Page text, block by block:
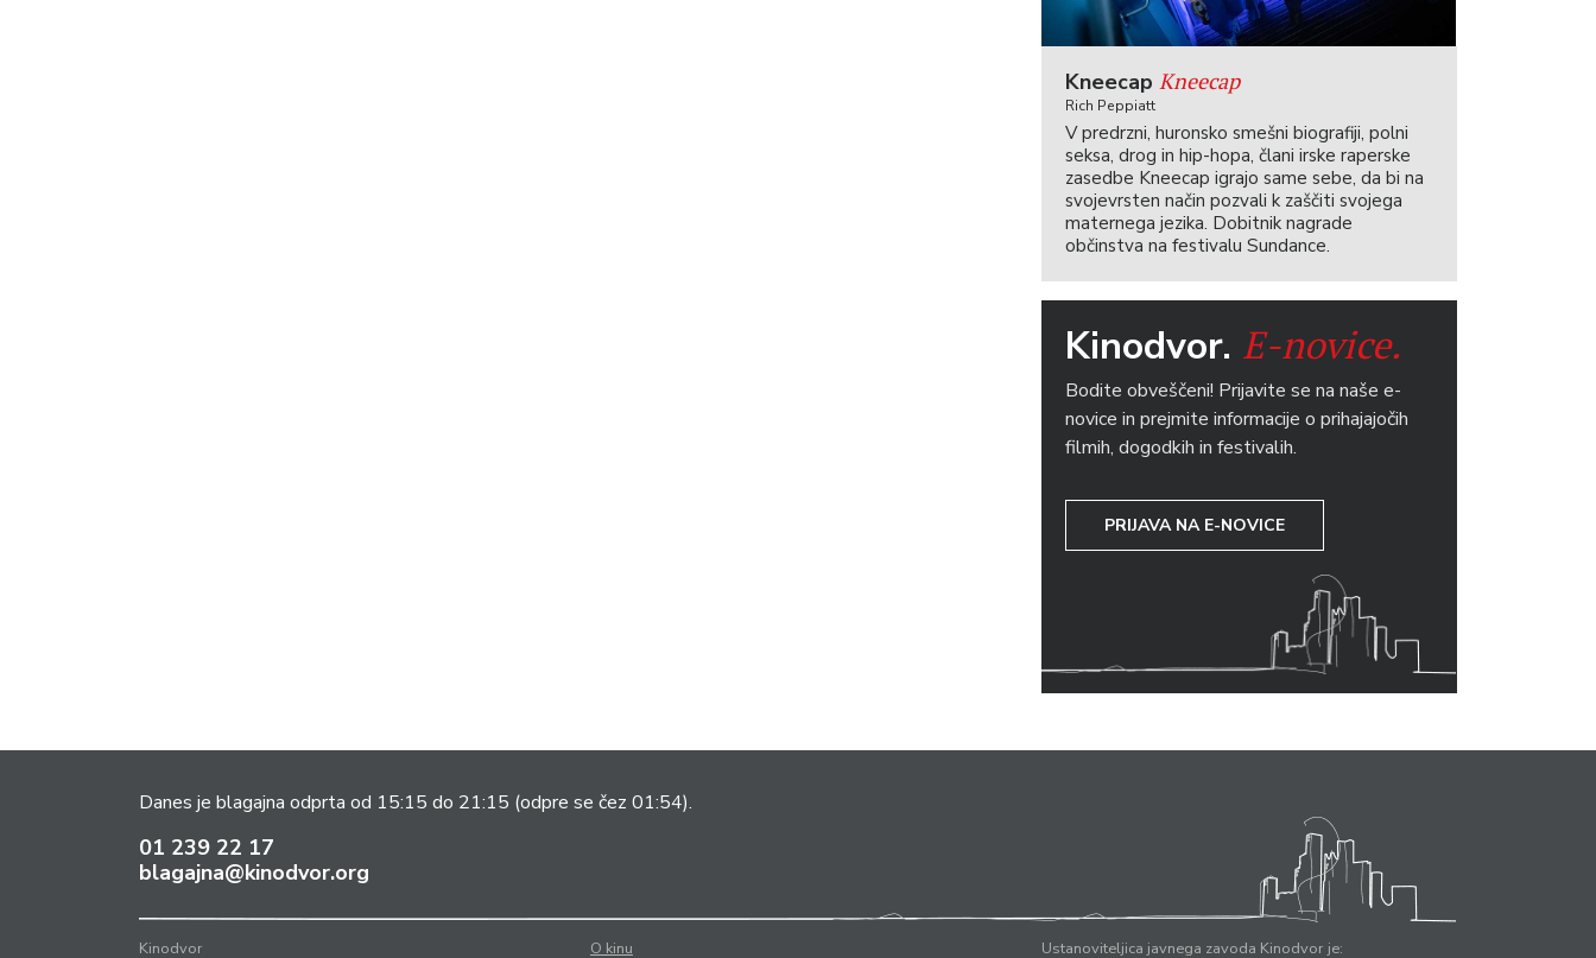
Kneecap Kneecap
Rich Peppiatt
V predrzni, huronsko smešni biografiji, polni
seksa, drog in hip-hopa, člani irske raperske
zasedbe Kneecap igrajo same sebe, da bi na
svojevrsten način pozvali k zaščiti svojega
maternega jezika. Dobitnik nagrade
občinstva na festivalu Sundance.
Kinodvor. E-novice.
Bodite obveščeni! Prijavite se na naše e-
novice in prejmite informacije o prihajajočih
filmih, dogodkih in festivalih.
PRIJAVA NA E-NOVICE
Danes je blagajna odprta od 15:15 do 21:15 (odpre se čez 01:54).
01 239 22 17
blagajna@kinodvor.org
Kinodvor O kinu Ustanoviteljica javnega zavoda Kinodvor je: